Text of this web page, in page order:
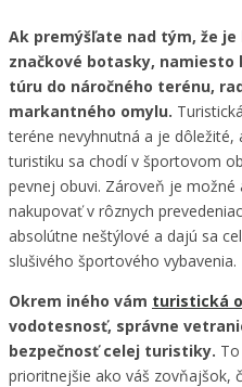
Ak premýšľate nad tým, že
značkové botasky,
túru do náročného terénu,
markantného omylu.
teréne nevyhnutná a je dôležité,
turistiku sa chodí v športovom
pevnej obuvi. Zároveň je
nakupovať v rôznych
absolútne neštýlové a dajú sa
slušivého športového vybavenia.
Okrem iného vám turistická
vodotesnosť, správne
bezpečnosť celej turistiky.
prioritnejšie ako váš zovňajšok,